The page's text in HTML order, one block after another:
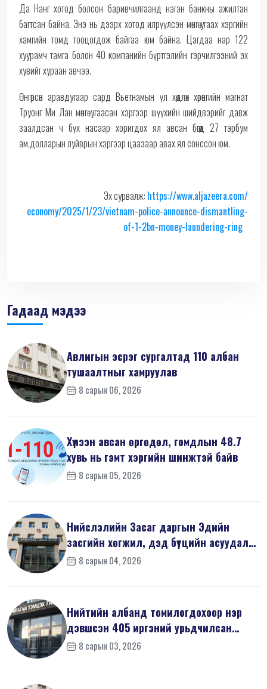
Да Нанг хотод болсон баривчилгаанд нэгэн банкны ажилтан
багтсан байна. Энэ нь дээрх хотод илрүүлсэн мөнгө угаах хэргийн
хамгийн томд тооцогдож байгаа юм байна. Цагдаа нар 122
хуурамч тамга болон 40 компанийн бүртгэлийн гэрчилгээний эх
хувийг хураан авчээ.
Өнгөрсөн аравдугаар сард Вьетнамын үл хөдлөх хөрөнгийн магнат
Труонг Ми Лан мөнгө угаасан хэргээр шүүхийн шийдвэрийг давж
заалдсан ч бүх насаар хоригдох ял авсан бөгөөд 27 тэрбум
ам.долларын луйврын хэргээр цаазаар авах ял сонссон юм.
Эх сурвалж: https://www.aljazeera.com/
economy/2025/1/23/vietnam-police-announce-dismantling-
of-1-2bn-money-laundering-ring
Гадаад мэдээ
Авлигын эсрэг сургалтад 110 албан
тушаалтныг хамруулав
8 сарын 06, 2026
Хүлээн авсан өргөдөл, гомдлын 48.7
хувь нь гэмт хэргийн шинжтэй байв
8 сарын 05, 2026
Нийслэлийн Засаг даргын Эдийн
засгийн хөгжил, дэд бүтцийн асуудал
хари...
8 сарын 04, 2026
Нийтийн албанд томилогдохоор нэр
дэвшсэн 405 иргэний урьдчилсан
мэдүүл...
8 сарын 03, 2026